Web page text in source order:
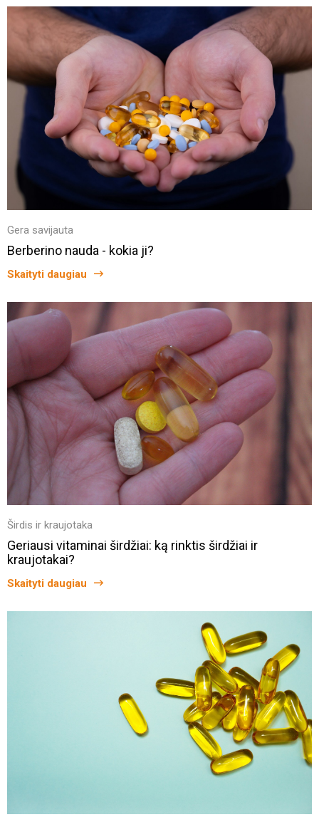
Gera savijauta
Berberino nauda - kokia ji?
Skaityti daugiau
Širdis ir kraujotaka
Geriausi vitaminai širdžiai: ką rinktis širdžiai ir
kraujotakai?
Skaityti daugiau